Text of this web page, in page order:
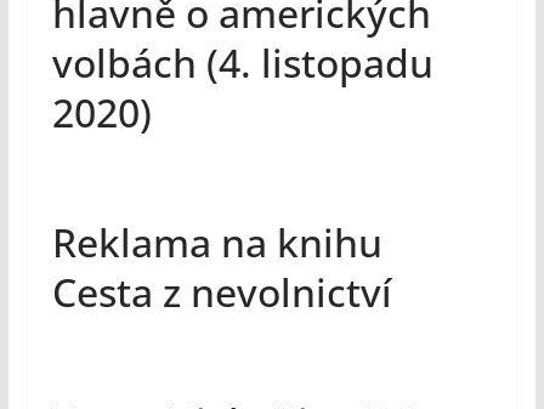
hlavně o amerických
volbách (4. listopadu
2020)
Reklama na knihu
Cesta z nevolnictví